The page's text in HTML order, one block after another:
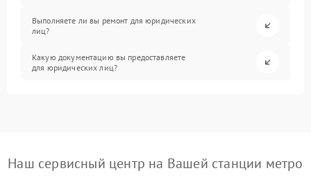
Выполняете ли вы ремонт для юридических
лиц?
Какую документацию вы предоставляете
для юридических лиц?
Наш сервисный центр на Вашей станции метро